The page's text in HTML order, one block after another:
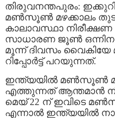
തിരുവനന്തപുരം:
മൺസൂൺ മഴക്കാലം
കാലാവസ്ഥാ നിരീക്ഷണ
സാധാരണ ജൂൺ
മൂന്ന് ദിവസം
റിപ്പോർട്ട് പറയുന്നത്.
ഇന്ത്യയിൽ മൺസൂൺ
എത്തുന്നത് ആന്തമാൻ
മെയ് 22 ന് ഇവിടെ
എന്നാൽ ഇന്ത്യയിൽ